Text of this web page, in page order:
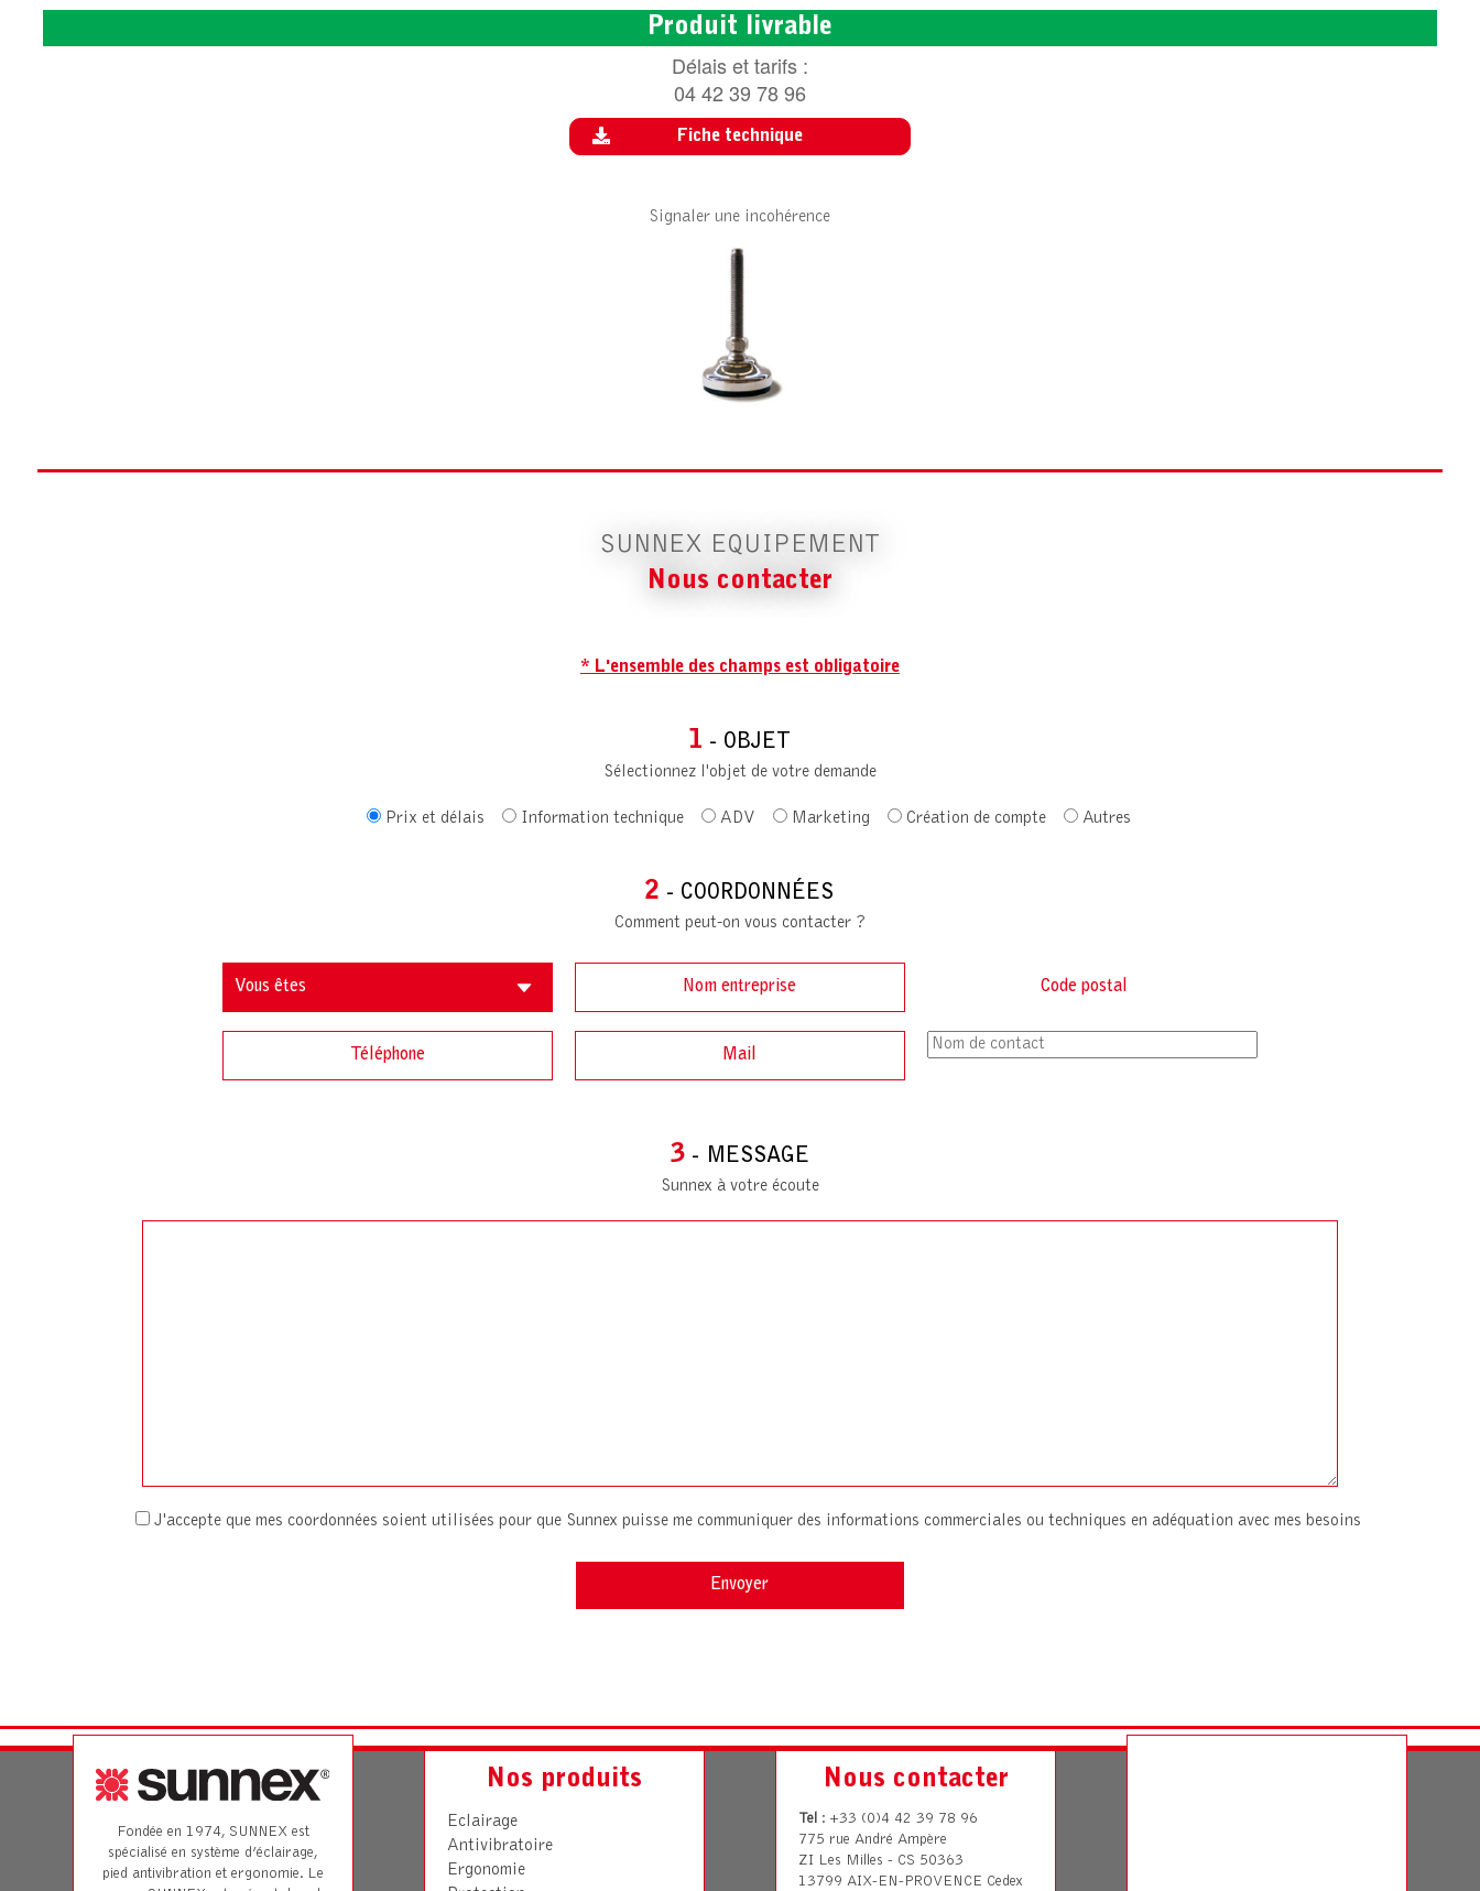
Produit livrable
Délais et tarifs :
04 42 39 78 96
Fiche technique
Signaler une incohérence
SUNNEX EQUIPEMENT
Nous contacter
* L'ensemble des champs est obligatoire
1 - OBJET
Sélectionnez l'objet de votre demande
Prix et délais Information technique ADV Marketing Création de compte Autres
2 - COORDONNÉES
Comment peut-on vous contacter ?
3- MESSAGE
Sunnex à votre écoute
J'accepte que mes coordonnées soient utilisées pour que Sunnex puisse me communiquer des informations commerciales ou techniques en adéquation avec mes besoins
Fondée en 1974, SUNNEX est
spécialisé en système d’éclairage,
pied antivibration et ergonomie. Le
Nos produits
Eclairage
Antivibratoire
Ergonomie
Nous contacter
Tel : +33 (0)4 42 39 78 96
775 rue André Ampère
ZI Les Milles - CS 50363
13799 AIX-EN-PROVENCE Cedex